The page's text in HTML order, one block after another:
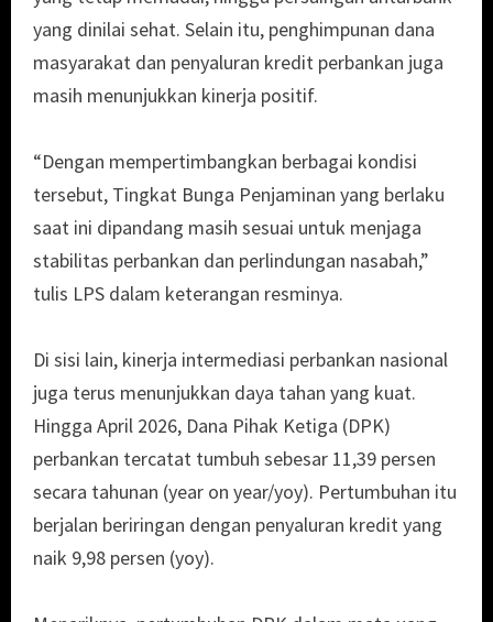
yang dinilai sehat. Selain itu, penghimpunan dana
masyarakat dan penyaluran kredit perbankan juga
masih menunjukkan kinerja positif.
“Dengan mempertimbangkan berbagai kondisi
tersebut, Tingkat Bunga Penjaminan yang berlaku
saat ini dipandang masih sesuai untuk menjaga
stabilitas perbankan dan perlindungan nasabah,”
tulis LPS dalam keterangan resminya.
Di sisi lain, kinerja intermediasi perbankan nasional
juga terus menunjukkan daya tahan yang kuat.
Hingga April 2026, Dana Pihak Ketiga (DPK)
perbankan tercatat tumbuh sebesar 11,39 persen
secara tahunan (year on year/yoy). Pertumbuhan itu
berjalan beriringan dengan penyaluran kredit yang
naik 9,98 persen (yoy).